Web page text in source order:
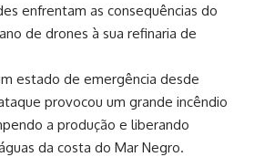
enfrentam as consequências do
de drones à sua refinaria de
estado de emergência desde
provocou um grande incêndio
a produção e liberando
da costa do Mar Negro.